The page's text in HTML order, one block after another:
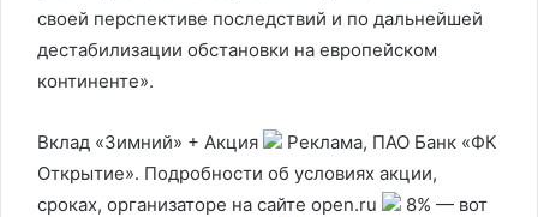
своей перспективе последствий и по дальнейшей
дестабилизации обстановки на европейском
континенте».
Вклад «Зимний» + Акция
Реклама, ПАО Банк «ФК
Открытие». Подробности об условиях акции,
сроках, организаторе на сайте open.ru
8% — вот